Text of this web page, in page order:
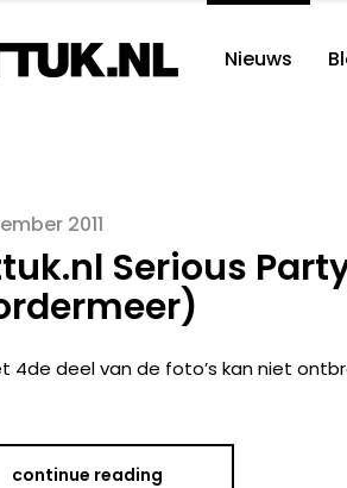
Nieuws
2011
Serious
4de deel van de foto’s kan niet
continue reading